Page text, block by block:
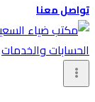
تواصل معنا